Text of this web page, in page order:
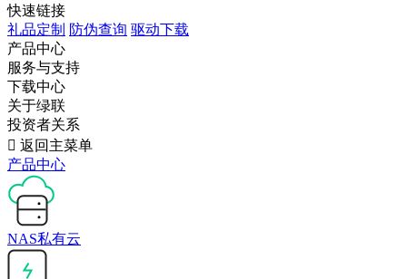
快速链接
礼品定制 防伪查询 驱动下载
产品中心
服务与支持
下载中心
关于绿联
投资者关系
 返回主菜单
产品中心
NAS私有云